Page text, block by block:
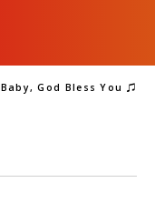
Baby, God Bless You ♫